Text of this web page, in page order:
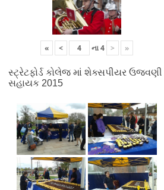
« < ના4 > »
સ્ટ્રેટફોર્ડ કોલેજ માં શેક્સપીયર ઉજવણી
સહાયક 2015